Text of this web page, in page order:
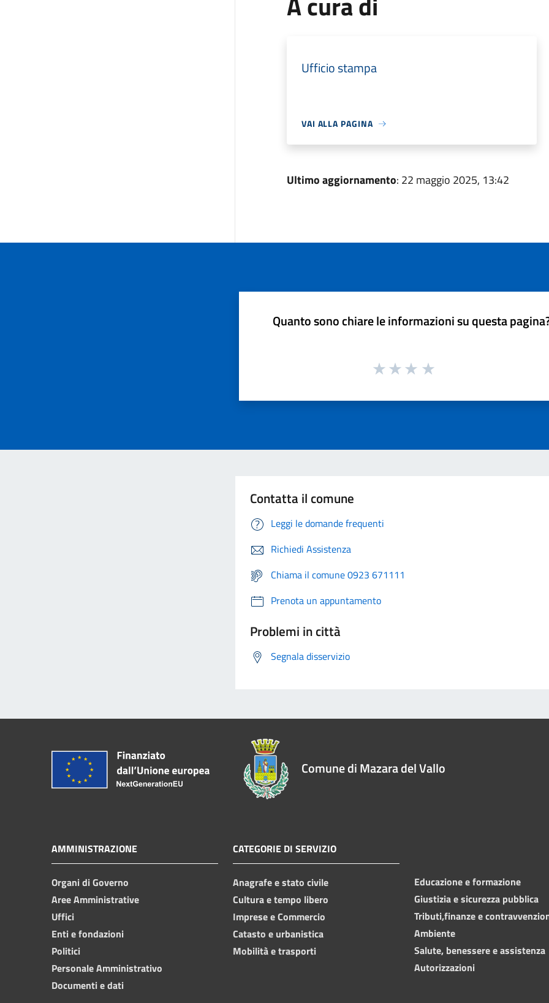
Ufficio stampa
VAI ALLA PAGINA
Ultimo aggiornamento: 22 maggio 2025, 13:42
Quanto sono chiare le informazioni su questa
Contatta il comune
Leggi le domande frequenti
Richiedi Assistenza
Chiama il comune 0923 671111
Prenota un appuntamento
Problemi in città
Segnala disservizio
Comune di Mazara del Vallo
AMMINISTRAZIONE
Organi di Governo
Aree Amministrative
Uffici
Enti e fondazioni
Politici
Personale Amministrativo
Documenti e dati
CATEGORIE DI SERVIZIO
Anagrafe e stato civile
Cultura e tempo libero
Imprese e Commercio
Catasto e urbanistica
Mobilità e trasporti
Educazione e formazione
Giustizia e sicurezza pubblica
Tributi,finanze e
Ambiente
Salute, benessere e assistenza
Autorizzazioni